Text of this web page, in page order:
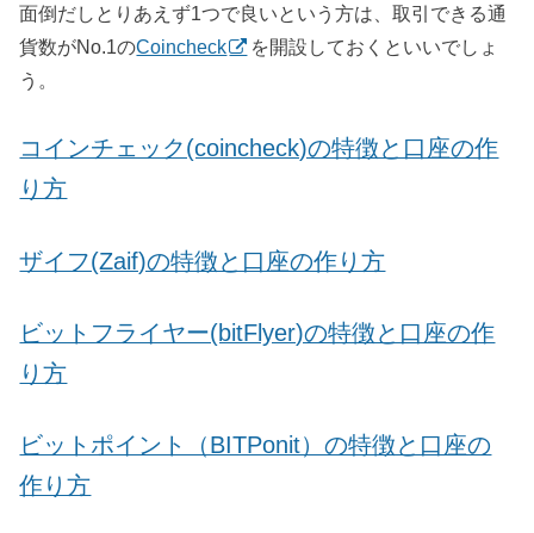
面倒だしとりあえず1つで良いという方は、取引できる通
貨数がNo.1のCoincheck
を開設しておくといいでしょ
う。
コインチェック(coincheck)の特徴と口座の作
り方
ザイフ(Zaif)の特徴と口座の作り方
ビットフライヤー(bitFlyer)の特徴と口座の作
り方
ビットポイント（BITPonit）の特徴と口座の
作り方